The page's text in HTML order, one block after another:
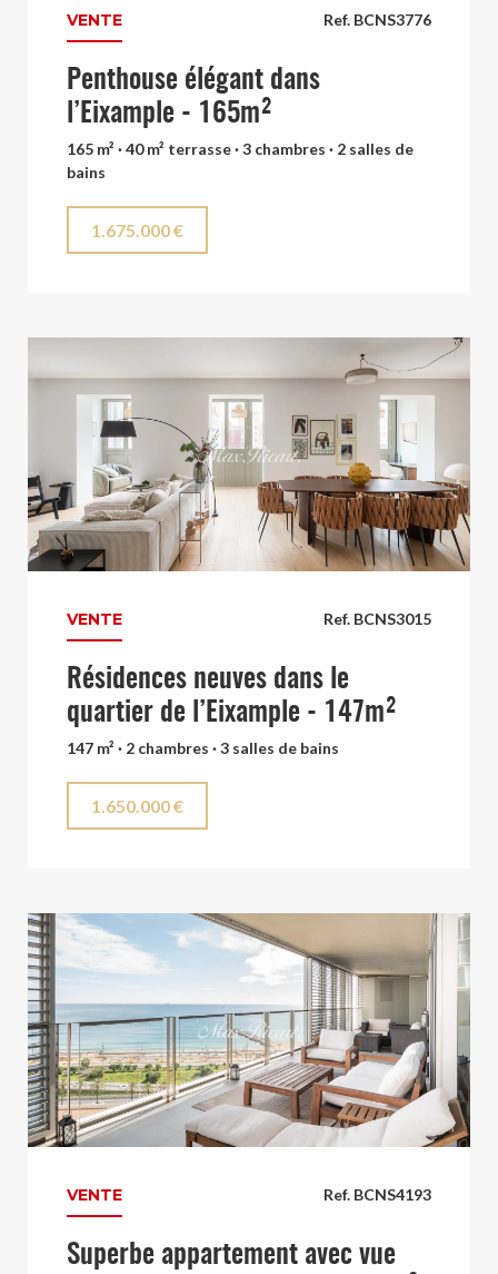
Ref. BCNS3776
VENTE
Penthouse élégant dans
l’Eixample - 165m²
165 m² · 40 m² terrasse · 3 chambres · 2 salles de
bains
1.675.000 €
Ref. BCNS3015
VENTE
Résidences neuves dans le
quartier de l’Eixample - 147m²
147 m² · 2 chambres · 3 salles de bains
1.650.000 €
Ref. BCNS4193
VENTE
Superbe appartement avec vue